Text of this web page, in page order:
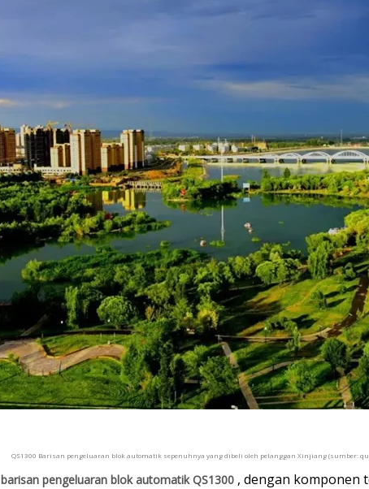
QS1300 Barisan pengeluaran blok automatik sepenuhnya yang dibeli oleh pelanggan Xinjiang (sumber:
barisan pengeluaran blok automatik QS1300 , dengan komponen